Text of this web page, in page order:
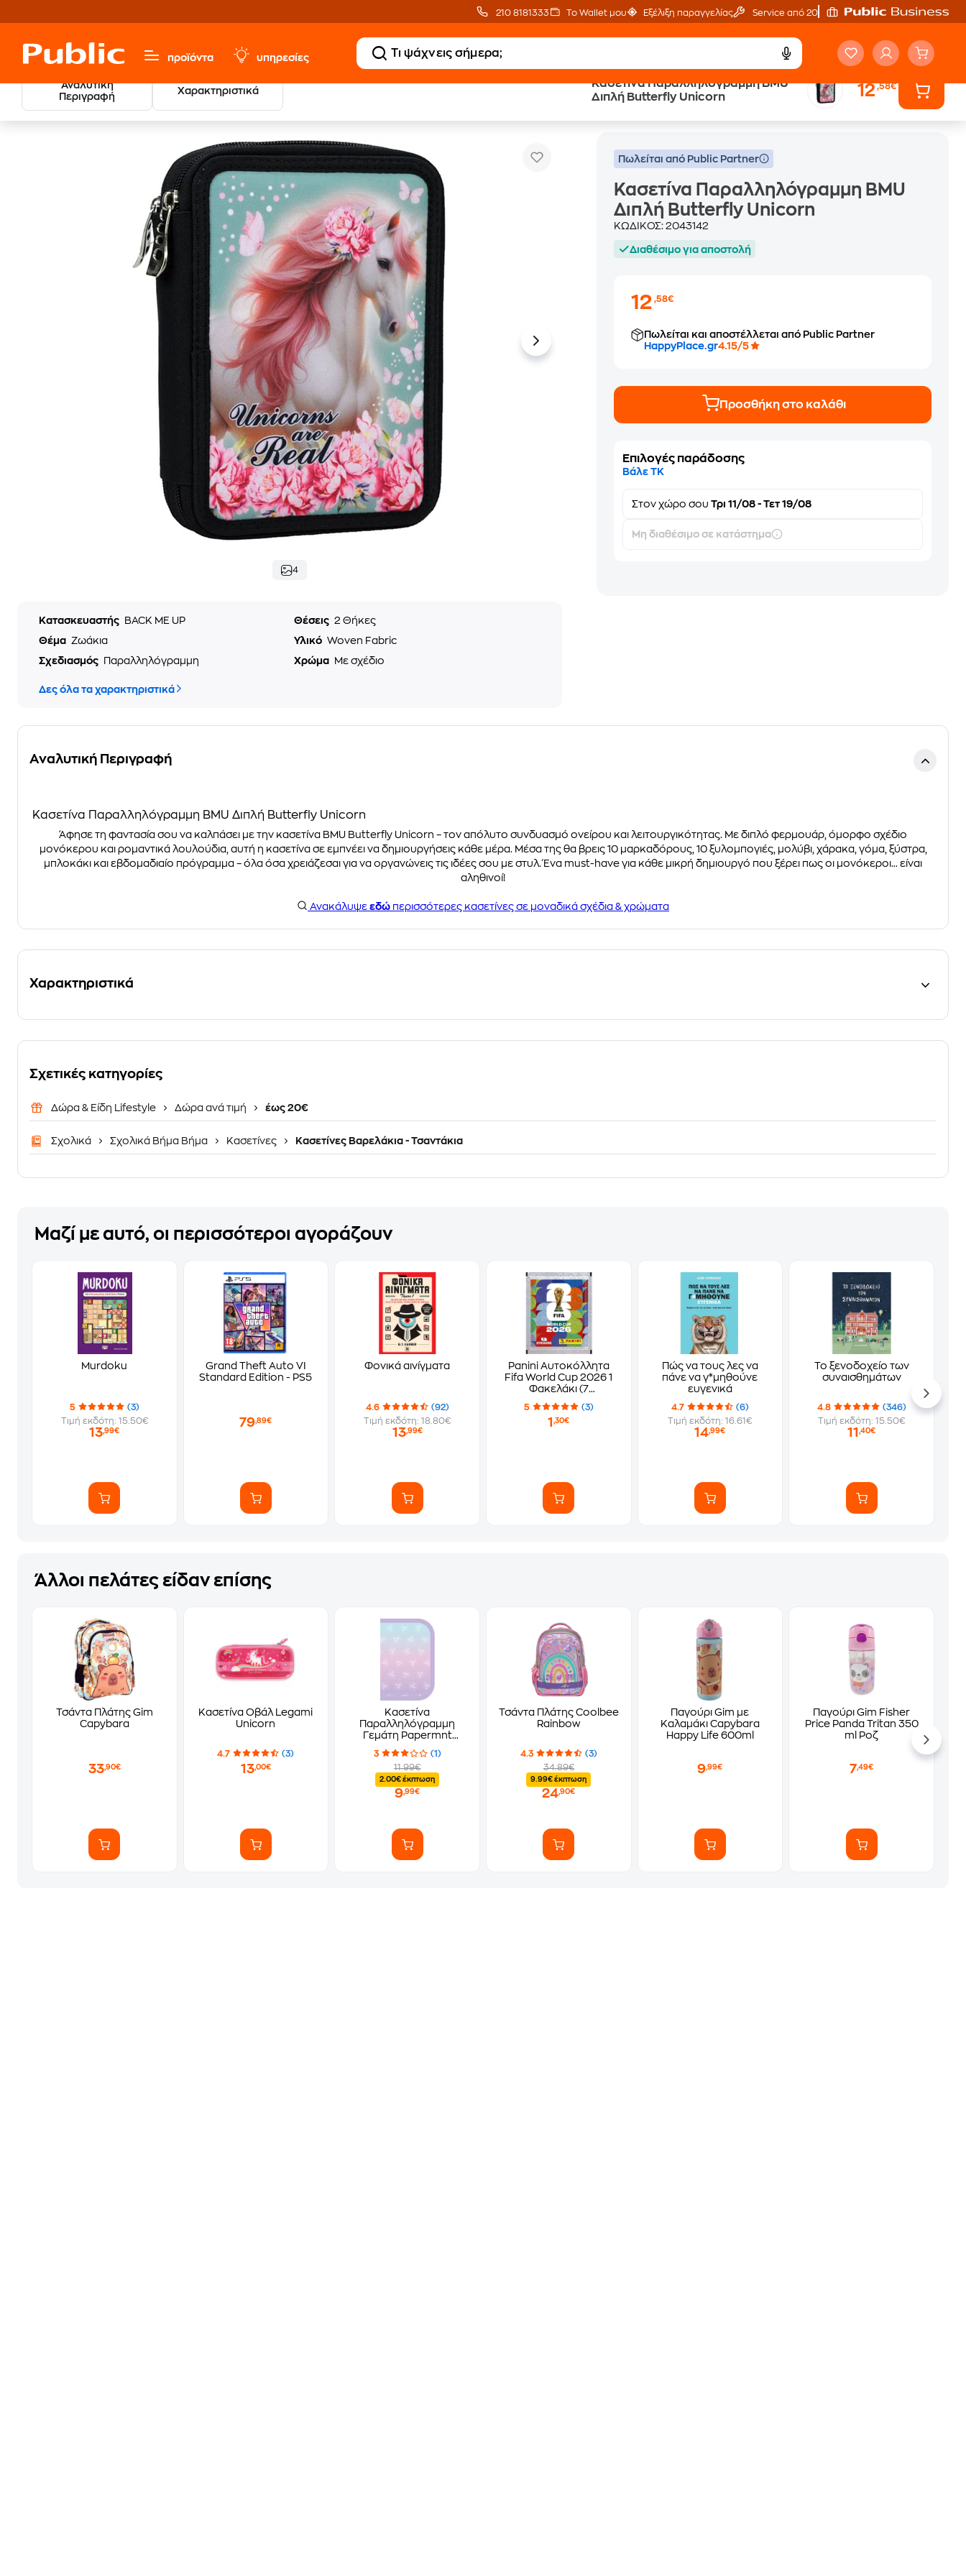
210 8181333 Το Wallet μου Εξέλιξη παραγγελίας Service από 20'
προϊόντα υπηρεσίες
Αναλυτική
Περιγραφή
Χαρακτηριστικά
Κασετίνα Παραλληλόγραμμη BMU
Διπλή Butterfly Unicorn
12,58€
Σχολικά
4
Κατασκευαστής BACK ME UP Θέσεις 2 Θήκες
Θέμα Ζωάκια Υλικό Woven Fabric
Σχεδιασμός
Παραλληλόγραμμη Χρώμα Με σχέδιο
Δες όλα τα χαρακτηριστικά
Πωλείται από Public Partner
Κασετίνα Παραλληλόγραμμη BMU
Διπλή Butterfly Unicorn
ΚΩΔΙΚΟΣ:2043142
Διαθέσιμο για αποστολή
12,58€
Πωλείται και αποστέλλεται από Public Partner
HappyPlace.gr4.15/5
Προσθήκη στο καλάθι
Επιλογές παράδοσης
Βάλε ΤΚ
Στονχώρο σου Τρι 11/08 - Τετ 19/08
Μη διαθέσιμο σε κατάστημα
Αναλυτική Περιγραφή
Κασετίνα Παραλληλόγραμμη BMU Διπλή Butterfly Unicorn
Άφησε τη φαντασία σου να καλπάσει με την κασετίνα BMU Butterfly Unicorn – τον απόλυτο συνδυασμό ονείρου και λειτουργικότητας. Με διπλό φερμουάρ, όμορφο σχέδιο
μονόκερου και ρομαντικά λουλούδια, αυτή η κασετίνα σε εμπνέει να δημιουργήσεις κάθε μέρα. Μέσα της θα βρεις 10 μαρκαδόρους, 10 ξυλομπογιές, μολύβι, χάρακα, γόμα, ξύστρα,
μπλοκάκι και εβδομαδιαίο πρόγραμμα – όλα όσα χρειάζεσαι για να οργανώνεις τις ιδέες σου με στυλ. Ένα must-have για κάθε μικρή δημιουργό που ξέρει πως οι μονόκεροι… είναι
αληθινοί!
Ανακάλυψε εδώ περισσότερες κασετίνες σε μοναδικά σχέδια & χρώματα
Χαρακτηριστικά
Σχετικές κατηγορίες
Δώρα & Είδη Lifestyle Δώρα ανά τιμή έως 20€
Σχολικά Σχολικά Βήμα Βήμα Κασετίνες Κασετίνες Βαρελάκια - Τσαντάκια
Μαζί με αυτό, οι περισσότεροι αγοράζουν
Murdoku
5
(3)
Τιμή εκδότη: 15.50€
13,99€
Grand Theft Auto VI
Standard Edition - PS5
79,89€
Φονικά αινίγματα
4.6
(92)
Τιμή εκδότη: 18.80€
13,99€
Panini Αυτοκόλλητα
Fifa World Cup 2026 1
Φακελάκι (7
Αυτοκόλλητα)
5 (3)
1,30€
Πώς να τους λες να
πάνε να γ*μηθούνε
ευγενικά
4.7
(6)
Τιμή εκδότη: 16.61€
14,99€
Το ξενοδοχείο των
συναισθημάτων
4.8
(346)
Τιμή εκδότη: 15.50€
11,40€
Άλλοι πελάτες είδαν επίσης
Τσάντα Πλάτης Gim
Capybara
33,90€
Κασετίνα Οβάλ Legami
Unicorn
4.7 (3)
13,00€
Κασετίνα
Παραλληλόγραμμη
Γεμάτη Papermnt
Galaxy Girl Μονή Μωβ/
Γαλάζιο
3
(1)
11.99€
2.00€ έκπτωση
9,99€
Τσάντα Πλάτης Coolbee
Rainbow
4.3
(3)
34.89€
9.99€ έκπτωση
24,90€
Παγούρι Gim με
Καλαμάκι Capybara
Happy Life 600ml
9,99€
Παγούρι Gim Fisher
Price Panda Tritan 350
ml Ροζ
7,49€